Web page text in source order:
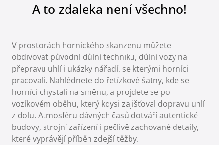
A to zdaleka není všechno!
V prostorách hornického skanzenu můžete
obdivovat původní důlní techniku, důlní vozy na
přepravu uhlí i ukázky nářadí, se kterými horníci
pracovali. Nahlédnete do řetízkové šatny, kde se
horníci chystali na směnu, a projdete se po
vozíkovém oběhu, který kdysi zajišťoval dopravu uhlí
z dolu. Atmosféru dávných časů dotváří autentické
budovy, strojní zařízení i pečlivě zachované detaily,
které vyprávějí příběh zdejší těžby.